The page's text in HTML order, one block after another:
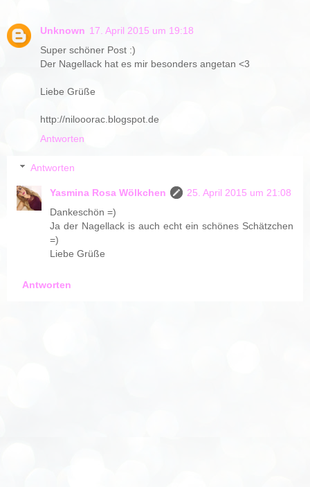
Unknown 17. April 2015 um 19:18
Super schöner Post :)
Der Nagellack hat es mir besonders angetan <3
Liebe Grüße
http://nilooorac.blogspot.de
Antworten
Antworten
Yasmina Rosa Wölkchen
25. April 2015 um 21:08
Dankeschön =)
Ja der Nagellack is auch echt ein schönes Schätzchen
=)
Liebe Grüße
Antworten